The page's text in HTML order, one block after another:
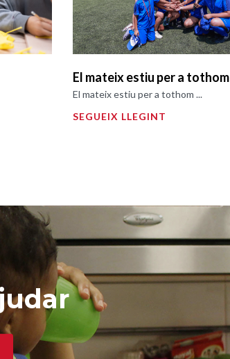
El mateix estiu per a tothom
El mateix estiu per a tothom ...
SEGUEIX LLEGINT